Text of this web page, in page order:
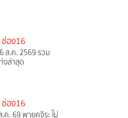
อง16
ส.ค. 2569 รวม
งล่าสุด
อง16
. 69 พายุคูจิระ ไม่